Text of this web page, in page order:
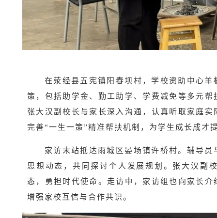
在荥经县五宪镇阳春坝村，学校资助中心
策，包括助学金、勤工助学、学费减免等多元
张大汉副校长与家长深入沟通，认真听取家庭
完善“一生一策”精准帮扶机制，为学生成长成才
家访末站抵达雨城区晏场镇许桥村。辅导
思想动态，共同探讨个人发展规划。张大汉副
态，勇担时代使命。走访中，家访组也向家长
增强家校互信与合作共识。